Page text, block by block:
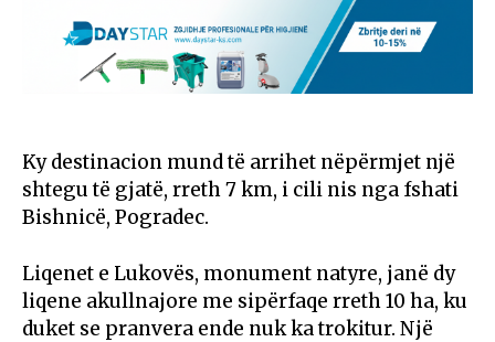
Ky destinacion mund të arrihet nëpërmjet një
shtegu të gjatë, rreth 7 km, i cili nis nga fshati
Bishnicë, Pogradec.
Liqenet e Lukovës, monument natyre, janë dy
liqene akullnajore me sipërfaqe rreth 10 ha, ku
duket se pranvera ende nuk ka trokitur. Një